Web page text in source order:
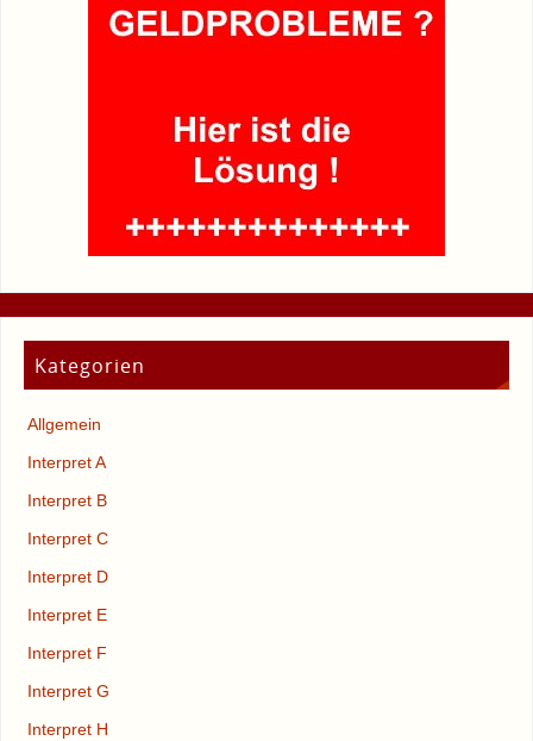
Kategorien
Allgemein
Interpret A
Interpret B
Interpret C
Interpret D
Interpret E
Interpret F
Interpret G
Interpret H